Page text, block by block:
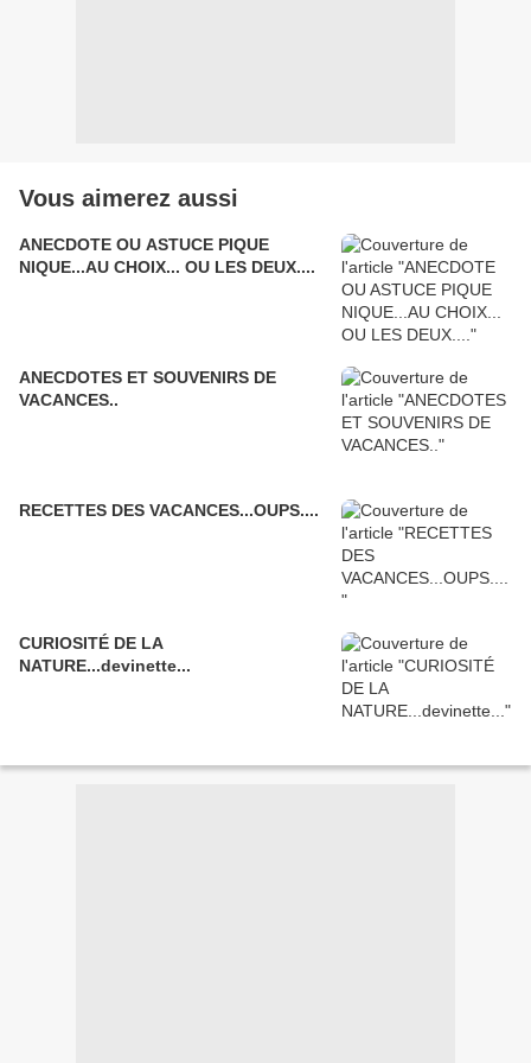
Vous aimerez aussi
ANECDOTE OU ASTUCE PIQUE
NIQUE...AU CHOIX... OU LES DEUX....
ANECDOTES ET SOUVENIRS DE
VACANCES..
RECETTES DES VACANCES...OUPS....
CURIOSITÉ DE LA
NATURE...devinette...